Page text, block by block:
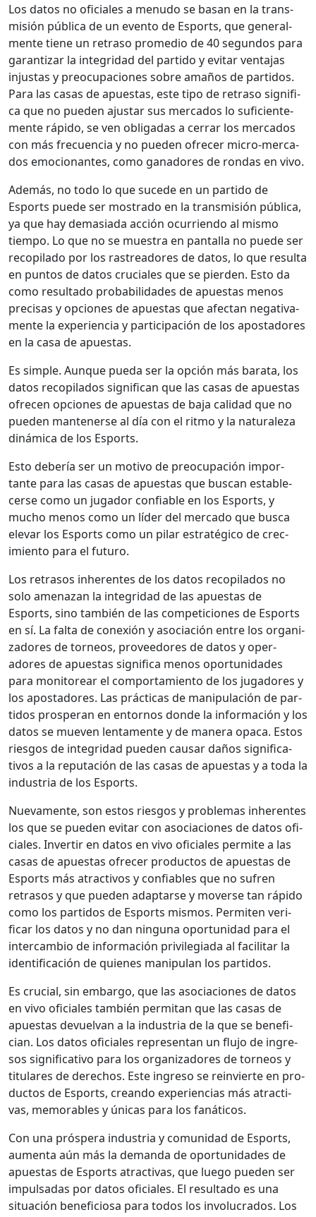
Los datos no ofi­ciales a menudo se basan en la trans­
misión públi­ca de un even­to de Esports, que gen­eral­
mente tiene un retra­so prome­dio de 40 segun­dos para
garan­ti­zar la inte­gri­dad del par­tido y evi­tar ven­ta­jas
injus­tas y pre­ocu­pa­ciones sobre amaños de par­tidos.
Para las casas de apues­tas, este tipo de retra­so sig­nifi­
ca que no pueden ajus­tar sus mer­ca­dos lo sufi­cien­te­
mente rápi­do, se ven oblig­adas a cer­rar los mer­ca­dos
con más fre­cuen­cia y no pueden ofre­cer micro-mer­ca­
dos emo­cio­nantes, como ganadores de ron­das en vivo.
Además, no todo lo que sucede en un par­tido de
Esports puede ser mostra­do en la trans­misión públi­ca,
ya que hay demasi­a­da acción ocur­rien­do al mis­mo
tiem­po. Lo que no se mues­tra en pan­talla no puede ser
recopi­la­do por los ras­treadores de datos, lo que resul­ta
en pun­tos de datos cru­ciales que se pier­den. Esto da
como resul­ta­do prob­a­bil­i­dades de apues­tas menos
pre­cisas y opciones de apues­tas que afectan neg­a­ti­va­
mente la expe­ri­en­cia y par­tic­i­pación de los apos­ta­dores
en la casa de apues­tas.
Es sim­ple. Aunque pue­da ser la opción más bara­ta, los
datos recopi­la­dos sig­nif­i­can que las casas de apues­tas
ofre­cen opciones de apues­tas de baja cal­i­dad que no
pueden man­ten­erse al día con el rit­mo y la nat­u­raleza
dinámi­ca de los Esports.
Esto debería ser un moti­vo de pre­ocu­pación impor­
tante para las casas de apues­tas que bus­can estable­
cerse como un jugador con­fi­able en los Esports, y
mucho menos como un líder del mer­ca­do que bus­ca
ele­var los Esports como un pilar estratégi­co de crec­
imien­to para el futuro.
Los retra­sos inher­entes de los datos recopi­la­dos no
solo ame­nazan la inte­gri­dad de las apues­tas de
Esports, sino tam­bién de las com­peti­ciones de Esports
en sí. La fal­ta de conex­ión y aso­ciación entre los orga­ni­
zadores de tor­neos, provee­dores de datos y oper­
adores de apues­tas sig­nifi­ca menos opor­tu­nidades
para mon­i­tore­ar el com­por­tamien­to de los jugadores y
los apos­ta­dores. Las prác­ti­cas de manip­u­lación de par­
tidos pros­per­an en entornos donde la infor­ma­ción y los
datos se mueven lenta­mente y de man­era opaca. Estos
ries­gos de inte­gri­dad pueden causar daños sig­ni­fica­
tivos a la rep­utación de las casas de apues­tas y a toda la
indus­tria de los Esports.
Nue­va­mente, son estos ries­gos y prob­le­mas inher­entes
los que se pueden evi­tar con aso­cia­ciones de datos ofi­
ciales. Inver­tir en datos en vivo ofi­ciales per­mite a las
casas de apues­tas ofre­cer pro­duc­tos de apues­tas de
Esports más atrac­tivos y con­fi­ables que no sufren
retra­sos y que pueden adap­tarse y moverse tan rápi­do
como los par­tidos de Esports mis­mos. Per­miten ver­i­
ficar los datos y no dan ningu­na opor­tu­nidad para el
inter­cam­bio de infor­ma­ción priv­i­le­gia­da al facil­i­tar la
iden­ti­fi­cación de quienes manip­u­lan los par­tidos.
Es cru­cial, sin embar­go, que las aso­cia­ciones de datos
en vivo ofi­ciales tam­bién per­mi­tan que las casas de
apues­tas devuel­van a la indus­tria de la que se ben­e­fi­
cian. Los datos ofi­ciales rep­re­sen­tan un flu­jo de ingre­
sos sig­ni­fica­ti­vo para los orga­ni­zadores de tor­neos y
tit­u­lares de dere­chos. Este ingre­so se rein­vierte en pro­
duc­tos de Esports, cre­an­do expe­ri­en­cias más atrac­ti­
vas, mem­o­rables y úni­cas para los fanáti­cos.
Con una próspera indus­tria y comu­nidad de Esports,
aumen­ta aún más la deman­da de opor­tu­nidades de
apues­tas de Esports atrac­ti­vas, que luego pueden ser
impul­sadas por datos ofi­ciales. El resul­ta­do es una
situación ben­efi­ciosa para todos los involu­cra­dos. Los